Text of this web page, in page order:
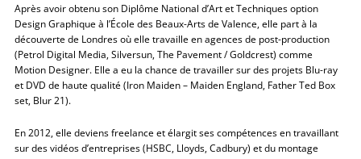
Après avoir obtenu son Diplôme National d’Art et Techniques option
Design Graphique à l’École des Beaux-Arts de Valence, elle part à la
découverte de Londres où elle travaille en agences de post-production
(Petrol Digital Media, Silversun, The Pavement / Goldcrest) comme
Motion Designer. Elle a eu la chance de travailler sur des projets Blu-ray
et DVD de haute qualité (Iron Maiden – Maiden England, Father Ted Box
set, Blur 21).
En 2012, elle deviens freelance et élargit ses compétences en travaillant
sur des vidéos d’entreprises (HSBC, Lloyds, Cadbury) et du montage